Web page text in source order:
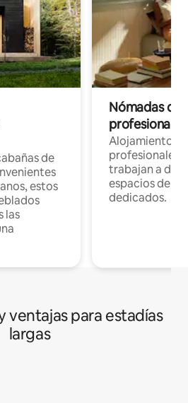
de
estos
las
Nómadas
Alojamientos
profesionales
trabajan a
espacios de
dedicados.
ventajas para estadías
largas